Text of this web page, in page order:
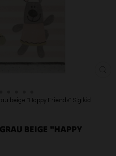
beige "Happy Friends" Sigikid
BEIGE "HAPPY